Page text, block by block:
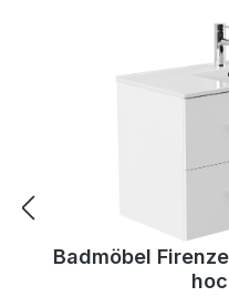
Badmöbel